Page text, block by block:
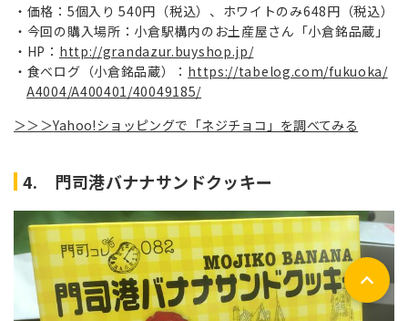
価格：5個入り 540円（税込）、ホワイトのみ648円（税込）
今回の購入場所：小倉駅構内のお土産屋さん「小倉銘品蔵」
HP： http://grandazur.buyshop.jp/
食べログ（小倉銘品蔵）： https://tabelog.com/fukuoka/
A4004/A400401/40049185/
＞＞＞Yahoo!ショッピングで「ネジチョコ」を調べてみる
4. 門司港バナナサンドクッキー